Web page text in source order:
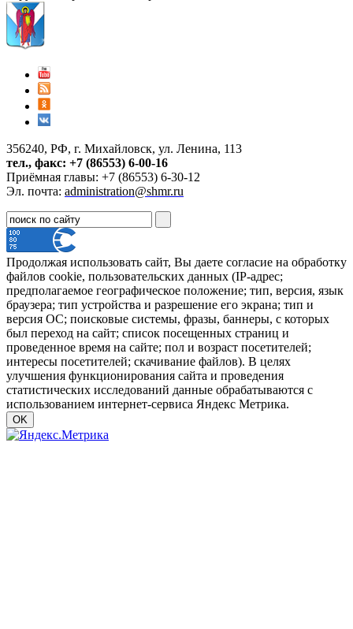
356240, РФ, г. Михайловск, ул. Ленина, 113
тел., факс: +7 (86553) 6-00-16
Приёмная главы: +7 (86553) 6-30-12
Эл. почта: administration@shmr.ru
Продолжая использовать сайт, Вы даете согласие на обработку
файлов cookie, пользовательских данных (IP-адрес;
предполагаемое географическое положение; тип, версия, язык
браузера; тип устройства и разрешение его экрана; тип и
версия ОС; поисковые системы, фразы, баннеры, с которых
был переход на сайт; список посещенных страниц и
проведенное время на сайте; пол и возраст посетителей;
интересы посетителей; скачивание файлов). В целях
улучшения функционирования сайта и проведения
статистических исследований данные обрабатываются с
использованием интернет-сервиса Яндекс Метрика.
OK